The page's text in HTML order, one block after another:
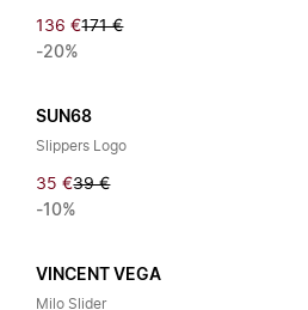
136 €171 €
-20%
SUN68
Slippers Logo
35 €39 €
-10%
VINCENT VEGA
Milo Slider